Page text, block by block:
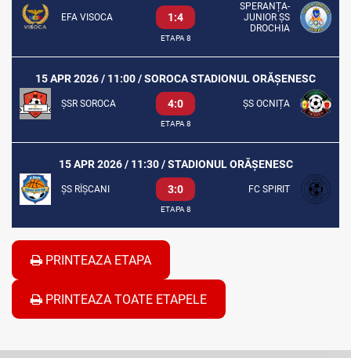
EFA VISOCA 1:4
SPERANȚA-
JUNIOR ȘS
DROCHIA
ETAPA 8
15 APR 2026 / 11:00 / SOROCA STADIONUL ORĂȘENESC
ȘSR SOROCA 4:0 ȘS OCNIȚA
ETAPA 8
15 APR 2026 / 11:30 / STADIONUL ORĂȘENESC
ȘS RÎȘCANI 3:0 FC SPIRIT
ETAPA 8
PRINTEAZA ETAPA
PRINTEAZA TOATE ETAPELE